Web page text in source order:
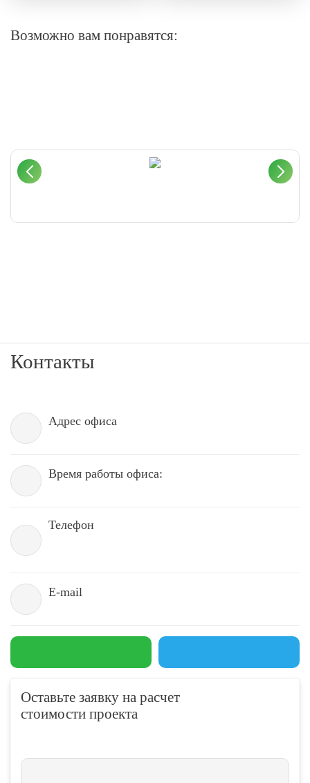
Возможно вам понравятся:
Контакты
Адрес офиса
Время работы офиса:
Телефон
E-mail
Оставьте заявку на расчет
стоимости проекта